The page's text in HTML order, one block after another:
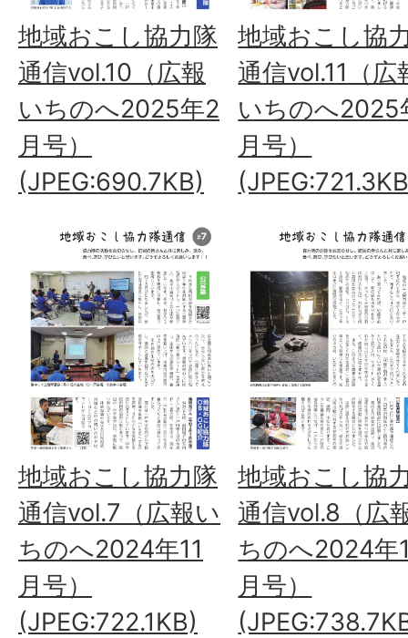
地域おこし協力隊
通信vol.10（広報
いちのへ2025年2
月号）
(JPEG:690.7KB)
地域おこし協
通信vol.11（広
いちのへ2025
月号）
地域おこし協力隊
通信vol.7（広報い
ちのへ2024年11
月号）
(JPEG:722.1KB)
地域おこし協
通信vol.8（広
ちのへ2024年
月号）